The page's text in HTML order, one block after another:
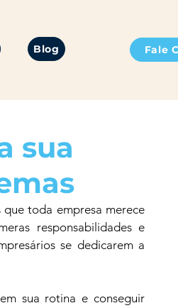
Blog Fale
sua
toda empresa merece
responsabilidades e
se dedicarem a
sua rotina e conseguir